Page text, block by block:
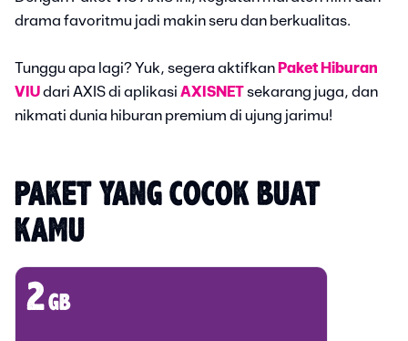
drama favoritmu jadi makin seru dan berkualitas.
Tunggu apa lagi? Yuk, segera aktifkan Paket Hiburan
VIUdari AXIS di aplikasi AXISNETsekarang juga, dan
nikmati dunia hiburan premium di ujung jarimu!
PAKET YANG COCOK BUAT
KAMU
2gb